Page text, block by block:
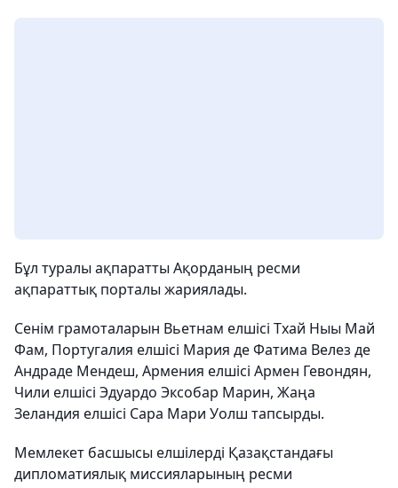
Бұл туралы ақпаратты Ақорданың ресми
ақпараттық порталы жариялады.
Сенім грамоталарын Вьетнам елшісі Тхай Ныы Май
Фам, Португалия елшісі Мария де Фатима Велез де
Андраде Мендеш, Армения елшісі Армен Гевондян,
Чили елшісі Эдуардо Эксобар Марин, Жаңа
Зеландия елшісі Сара Мари Уолш тапсырды.
Мемлекет басшысы елшілерді Қазақстандағы
дипломатиялық миссияларының ресми